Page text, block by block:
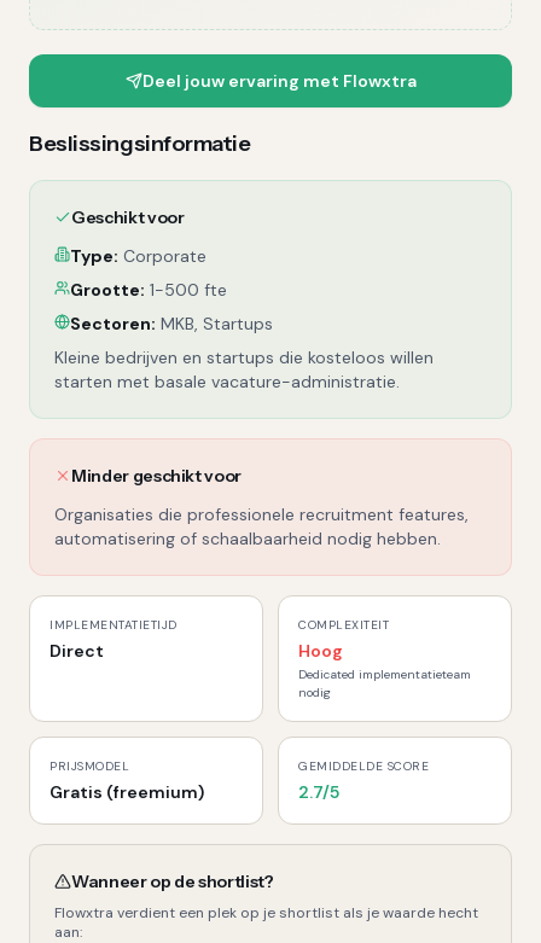
Deel jouw ervaring met Flowxtra
Beslissingsinformatie
Geschikt voor
Type: Corporate
Grootte: 1-500 fte
Sectoren: MKB, Startups
Kleine bedrijven en startups die kosteloos willen
starten met basale vacature-administratie.
Minder geschikt voor
Organisaties die professionele recruitment features,
automatisering of schaalbaarheid nodig hebben.
IMPLEMENTATIETIJD
Direct
COMPLEXITEIT
Hoog
Dedicated implementatieteam
nodig
PRIJSMODEL
Gratis (freemium)
GEMIDDELDE SCORE
2.7/5
Wanneer op de shortlist?
Flowxtra verdient een plek op je shortlist als je waarde hecht
aan: